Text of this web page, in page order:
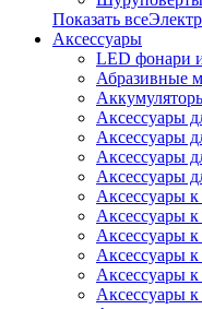
Показать
Аксессуары
LED фонари
Абразивные
Аксессуары
Аксессуары
Аксессуары
Аксессуары
Аксессуары
Аксессуары
Аксессуары
Аксессуары к
Аксессуары
Аксессуары